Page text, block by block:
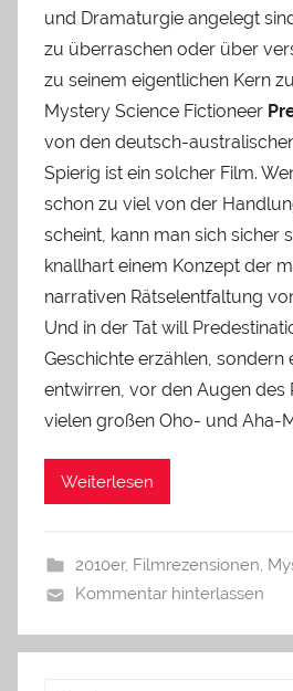
und Dramaturgie angelegt
zu überraschen oder über
zu seinem eigentlichen Kern
Mystery Science Fictioneer
von den deutsch-
Spierig ist ein solcher Film.
schon zu viel von der
scheint, kann man sich sicher
knallhart einem Konzept der
narrativen Rätselentfaltung
Und in der Tat will
Geschichte erzählen, sondern
entwirren, vor den Augen des
vielen großen Oho- und Aha-
Weiterlesen
2010er, Filmrezensionen,
Kommentar hinterlassen